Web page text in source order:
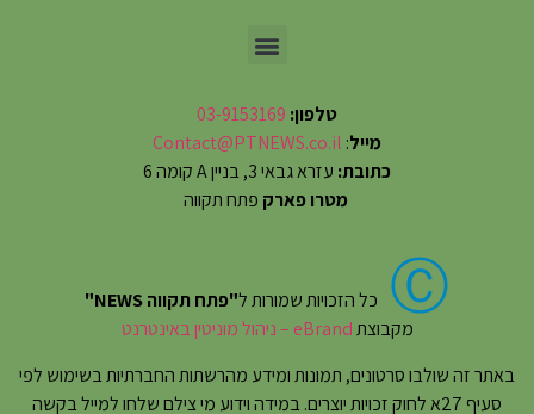
טלפון: 03-9153169
מייל:
Contact@PTNEWS.co.il
כתובת: עזרא גבאי 3, בניין A קומה 6
מטרו פארק פתח תקווה
Ⓒ כל הזכויות שמורות ל"פתח תקווה NEWS"
מקבוצתeBrand – ניהול מוניטין באינטרנט
באתר זה שולבו סרטונים, תמונות ומידע מהרשתות החברתיות בשימוש לפי
סעיף 27א לחוק זכויות יוצרים. במידה וידוע מי צילם שלחו למייל בקשה